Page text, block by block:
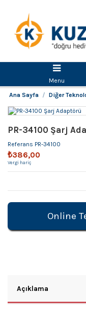
Menu
Ana Sayfa
Diğer
PR-34100 Şarj
Referans PR-34100
₺386,00
Vergi hariç
Online
Açıklama